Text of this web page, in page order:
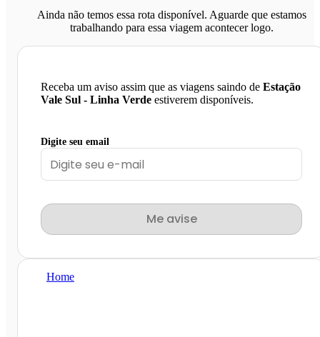
Ainda não temos essa rota disponível. Aguarde que estamos
trabalhando para essa viagem acontecer logo.
Receba um aviso assim que as viagens saindo de Estação
Vale Sul - Linha Verde estiverem disponíveis.
Digite seu email
Me avise
Home